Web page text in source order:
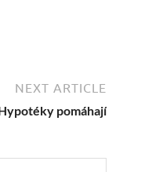
NEXT ARTICLE
pomáhají